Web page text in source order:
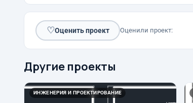
♡Оценить проект Оценили проект:
Другие проекты
ИНЖЕНЕРИЯ И ПРОЕКТИРОВАНИЕ